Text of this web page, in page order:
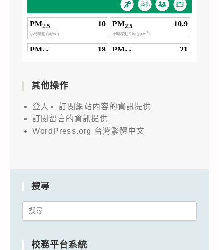
其他操作
登入
訂閱網站內容的資訊提供
訂閱留言的資訊提供
WordPress.org 台灣繁體中文
搜尋
Search
校務平台系統